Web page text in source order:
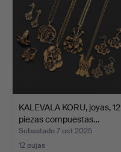
KALEVALA KORU, joyas, 12
piezas compuestas…
Subastado 7 oct 2025
12 pujas